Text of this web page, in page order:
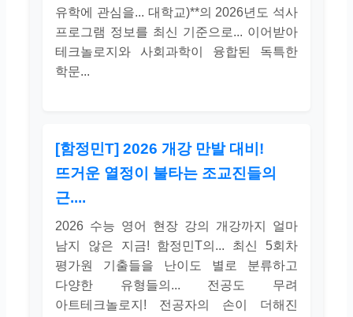
유학에 관심을... 대학교)**의 2026년도 석사
프로그램 정보를 최신 기준으로... 이어받아
테크놀로지와 사회과학이 융합된 독특한
학문...
[함정민T] 2026 개강 만발 대비!
뜨거운 열정이 불타는 조교진들의
근....
2026 수능 영어 현장 강의 개강까지 얼마
남지 않은 지금! 함정민T의... 최신 5회차
평가원 기출들을 난이도 별로 분류하고
다양한 유형들의... 전공도 무려
아트테크놀로지! 전공자의 손이 더해진